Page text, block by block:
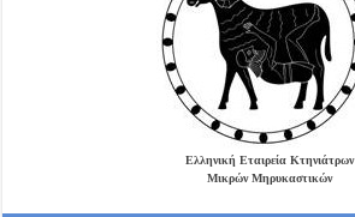
Ελληνική Εταιρεία Κτηνιάτρων
Μικρών Μηρυκαστικών